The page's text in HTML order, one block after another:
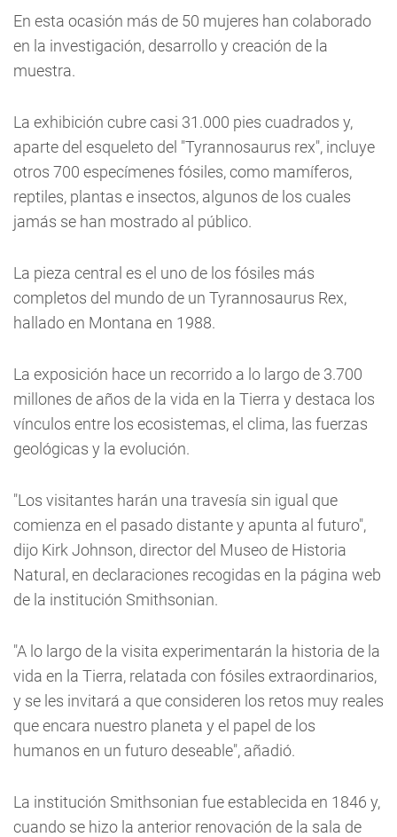
En esta ocasión más de 50 mujeres han colaborado
en la investigación, desarrollo y creación de la
muestra.
La exhibición cubre casi 31.000 pies cuadrados y,
aparte del esqueleto del "Tyrannosaurus rex", incluye
otros 700 especímenes fósiles, como mamíferos,
reptiles, plantas e insectos, algunos de los cuales
jamás se han mostrado al público.
La pieza central es el uno de los fósiles más
completos del mundo de un Tyrannosaurus Rex,
hallado en Montana en 1988.
La exposición hace un recorrido a lo largo de 3.700
millones de años de la vida en la Tierra y destaca los
vínculos entre los ecosistemas, el clima, las fuerzas
geológicas y la evolución.
"Los visitantes harán una travesía sin igual que
comienza en el pasado distante y apunta al futuro",
dijo Kirk Johnson, director del Museo de Historia
Natural, en declaraciones recogidas en la página web
de la institución Smithsonian.
"A lo largo de la visita experimentarán la historia de la
vida en la Tierra, relatada con fósiles extraordinarios,
y se les invitará a que consideren los retos muy reales
que encara nuestro planeta y el papel de los
humanos en un futuro deseable", añadió.
La institución Smithsonian fue establecida en 1846 y,
cuando se hizo la anterior renovación de la sala de